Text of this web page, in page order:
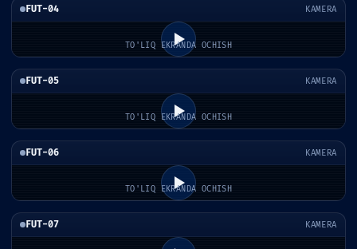
FUT-04 KAMERA
TO'LIQ EKRANDA OCHISH
FUT-05 KAMERA
TO'LIQ EKRANDA OCHISH
FUT-06 KAMERA
TO'LIQ EKRANDA OCHISH
FUT-07 KAMERA